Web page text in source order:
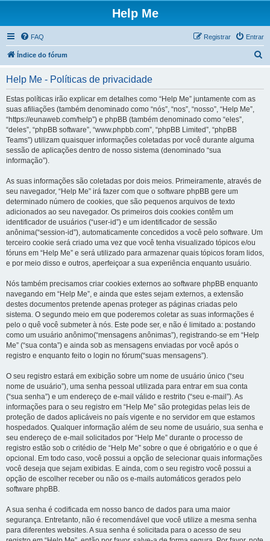
Help Me
FAQ Entrar
Registrar
Índice do fórum
Help Me - Políticas de privacidade
Estas políticas irão explicar em detalhes como “Help Me” juntamente com as
suas afiliações (também denominado como “nós”, “nos”, “nosso”, “Help Me”,
“https://eunaweb.com/help”) e phpBB (também denominado como “eles”,
“deles”, “phpBB software”, “www.phpbb.com”, “phpBB Limited”, “phpBB
Teams”) utilizam quaisquer informações coletadas por você durante alguma
sessão de aplicações dentro de nosso sistema (denominado “sua
informação”).
As suas informações são coletadas por dois meios. Primeiramente, através de
seu navegador, “Help Me” irá fazer com que o software phpBB gere um
determinado número de cookies, que são pequenos arquivos de texto
adicionados ao seu navegador. Os primeiros dois cookies contêm um
identificador de usuários (“user-id”) e um identificador de sessão
anônima(“session-id”), automaticamente concedidos a você pelo software. Um
terceiro cookie será criado uma vez que você tenha visualizado tópicos e/ou
fóruns em “Help Me” e será utilizado para armazenar quais tópicos foram lidos,
e por meio disso e outros, aperfeiçoar a sua experiência enquanto usuário.
Nós também precisamos criar cookies externos ao software phpBB enquanto
navegando em “Help Me”, e ainda que estes sejam externos, a extensão
destes documentos pretende apenas proteger as páginas criadas pelo
sistema. O segundo meio em que poderemos coletar as suas informações é
pelo o quê você submeter à nós. Este pode ser, e não é limitado a: postando
como um usuário anônimo(“mensagens anônimas”), registrando-se em “Help
Me” (“sua conta”) e ainda sob as mensagens enviadas por você após o
registro e enquanto feito o login no fórum(“suas mensagens”).
O seu registro estará em exibição sobre um nome de usuário único (“seu
nome de usuário”), uma senha pessoal utilizada para entrar em sua conta
(“sua senha”) e um endereço de e-mail válido e restrito (“seu e-mail”). As
informações para o seu registro em “Help Me” são protegidas pelas leis de
proteção de dados aplicáveis no país vigente e no servidor em que estamos
hospedados. Qualquer informação além de seu nome de usuário, sua senha e
seu endereço de e-mail solicitados por “Help Me” durante o processo de
registro estão sob o critédio de “Help Me” sobre o que é obrigatório e o que é
opcional. Em todo caso, você possui a opção de selecionar quais informações
você deseja que sejam exibidas. E ainda, com o seu registro você possui a
opção de escolher receber ou não os e-mails automáticos gerados pelo
software phpBB.
A sua senha é codificada em nosso banco de dados para uma maior
segurança. Entretanto, não é recomendável que você utilize a mesma senha
para diferentes websites. A sua senha é solicitada para o acesso de seu